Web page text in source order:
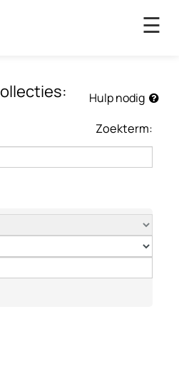
×
☰
Hulp nodig
Zoekterm: